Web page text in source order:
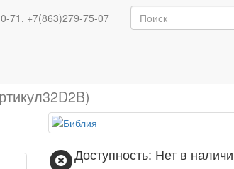
71, +7(863)279-75-07
Библия
Доступность: Нет в